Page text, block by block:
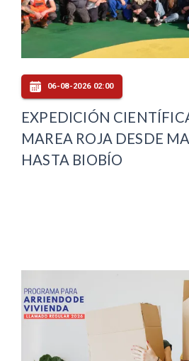
06-08-2026 02:00
EXPEDICIÓN
MAREA ROJA DESDE
HASTA BIOBÍO